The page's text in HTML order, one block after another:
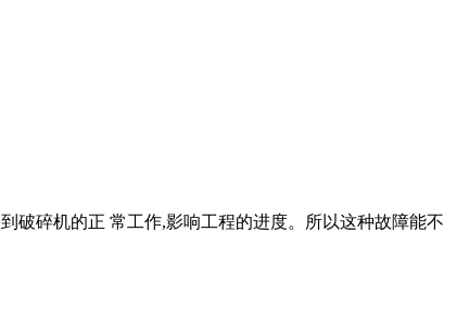
破碎机的正 常工作,影响工程的进度。所以这种故障能不